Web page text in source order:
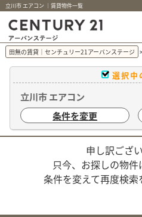
立川市 エアコン ｜賃貸物件一覧
田無の賃貸｜センチュリー21アーバンステージ
選択中
立川市 エアコン
条件を変更
申し訳ござ
只今、お探しの物件
条件を変えて再度検索